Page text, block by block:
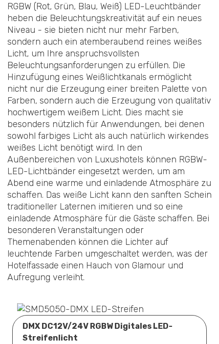
RGBW (Rot, Grün, Blau, Weiß) LED-Leuchtbänder
heben die Beleuchtungskreativität auf ein neues
Niveau - sie bieten nicht nur mehr Farben,
sondern auch ein atemberaubend reines weißes
Licht, um Ihre anspruchsvollsten
Beleuchtungsanforderungen zu erfüllen. Die
Hinzufügung eines Weißlichtkanals ermöglicht
nicht nur die Erzeugung einer breiten Palette von
Farben, sondern auch die Erzeugung von qualitativ
hochwertigem weißem Licht. Dies macht sie
besonders nützlich für Anwendungen, bei denen
sowohl farbiges Licht als auch natürlich wirkendes
weißes Licht benötigt wird. In den
Außenbereichen von Luxushotels können RGBW-
LED-Lichtbänder eingesetzt werden, um am
Abend eine warme und einladende Atmosphäre zu
schaffen. Das weiße Licht kann den sanften Schein
traditioneller Laternen imitieren und so eine
einladende Atmosphäre für die Gäste schaffen. Bei
besonderen Veranstaltungen oder
Themenabenden können die Lichter auf
leuchtende Farben umgeschaltet werden, was der
Hotelfassade einen Hauch von Glamour und
Aufregung verleiht.
DMX DC12V/24V RGBW Digitales LED-
Streifenlicht